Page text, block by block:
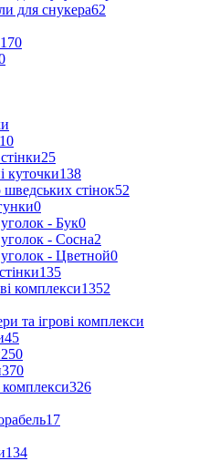
для снукера62
170
10
25
куточки138
стінок52
0
- Бук0
- Сосна2
- Цветной0
135
комплекси1352
та ігрові комплекси
45
250
370
комплекси326
17
134